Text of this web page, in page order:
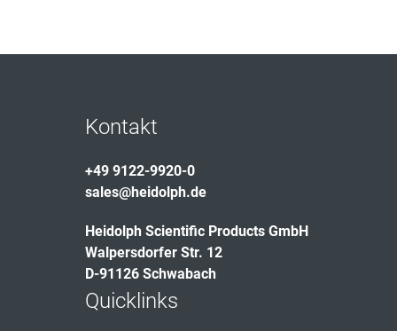
Kontakt
+49 9122-9920-0
sales@heidolph.de
Heidolph Scientific Products GmbH
Walpersdorfer Str. 12
D-91126 Schwabach
Quicklinks